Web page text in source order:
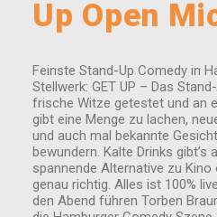
Up Open
Feinste Stand-Up Comedy in
Stellwerk: GET UP – Das
frische Witze getestet und an
gibt eine Menge zu lachen,
und auch mal bekannte
bewundern. Kalte Drinks gibt’s
spannende Alternative zu
genau richtig. Alles ist 100%
den Abend führen Torben